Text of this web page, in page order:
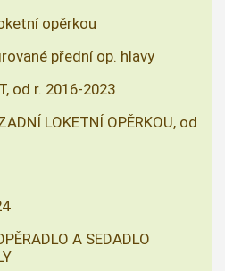
opěrkou
přední op. hlavy
od r. 2016-2023
LOKETNÍ OPĚRKOU, od
A SEDADLO